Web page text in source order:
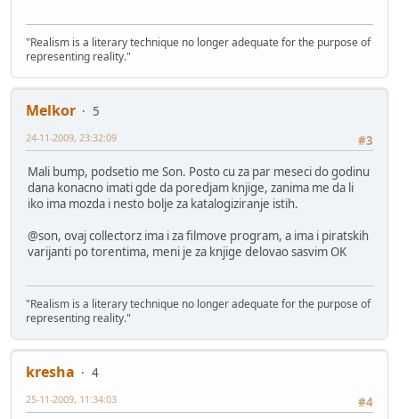
"Realism is a literary technique no longer adequate for the purpose of
representing reality."
Melkor
5
#3
24-11-2009, 23:32:09
Mali bump, podsetio me Son. Posto cu za par meseci do godinu
dana konacno imati gde da poredjam knjige, zanima me da li
iko ima mozda i nesto bolje za katalogiziranje istih.
@son, ovaj collectorz ima i za filmove program, a ima i piratskih
varijanti po torentima, meni je za knjige delovao sasvim OK
"Realism is a literary technique no longer adequate for the purpose of
representing reality."
kresha
4
#4
25-11-2009, 11:34:03